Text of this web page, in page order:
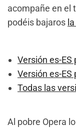
acompañe en el
podéis bajaros
Versión es-ES
Versión es-ES
Todas las
Al pobre Opera